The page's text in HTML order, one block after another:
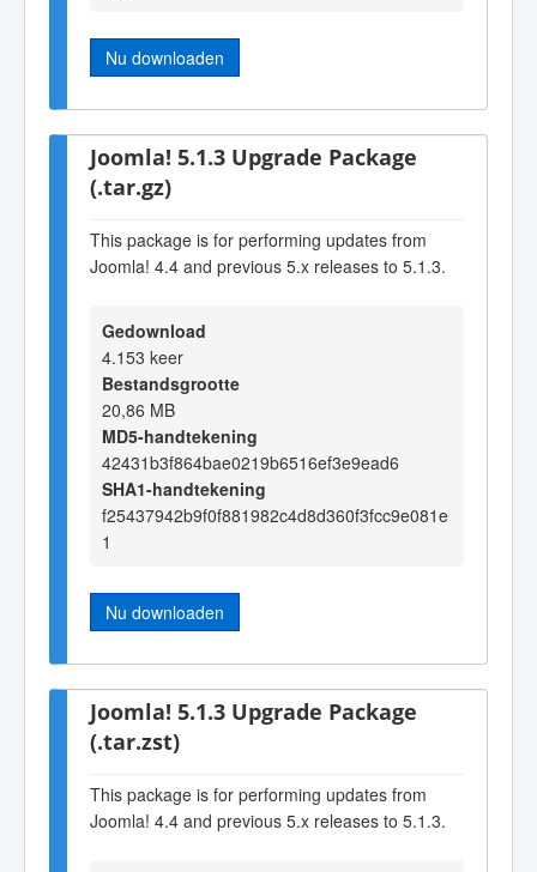
Nu downloaden
Joomla! 5.1.3 Upgrade Package
(.tar.gz)
This package is for performing updates from
Joomla! 4.4 and previous 5.x releases to 5.1.3.
Gedownload
4.153 keer
Bestandsgrootte
20,86 MB
MD5-handtekening
42431b3f864bae0219b6516ef3e9ead6
SHA1-handtekening
f25437942b9f0f881982c4d8d360f3fcc9e081e
1
Nu downloaden
Joomla! 5.1.3 Upgrade Package
(.tar.zst)
This package is for performing updates from
Joomla! 4.4 and previous 5.x releases to 5.1.3.